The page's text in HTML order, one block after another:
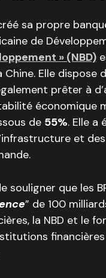
sa propre
de
» (NBD)
Elle dispose
prêter à
économique
de 55%. Elle a
et
souligner que les
” de 100
la NBD et le